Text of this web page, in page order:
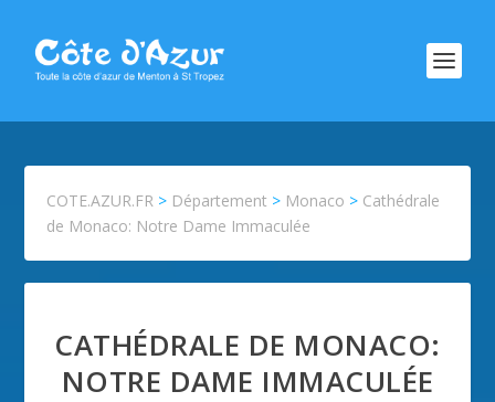
COTE.AZUR.FR > Département > Monaco > Cathédrale
de Monaco: Notre Dame Immaculée
CATHÉDRALE DE MONACO:
NOTRE DAME IMMACULÉE